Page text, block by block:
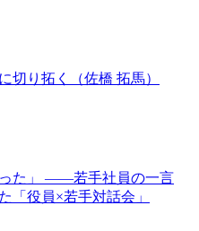
切り拓く（佐橋 拓馬）
った」 ――若手社員の一言
「役員×若手対話会」